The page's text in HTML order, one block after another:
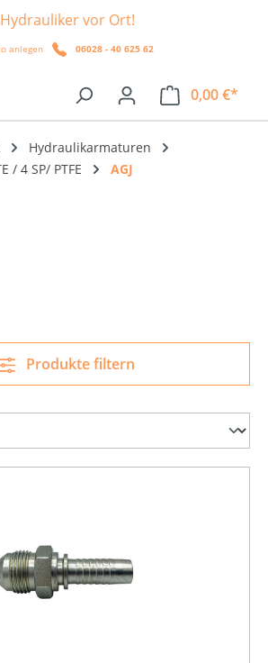
vor Ort!
anlegen 06028 - 40 625 62
0,00 €*
Hydraulikarmaturen
/ 4 SP/ PTFE
AGJ
Produkte filtern